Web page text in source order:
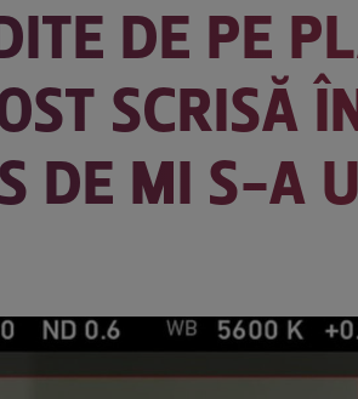
DE PE
SCRISĂ
DE MI S-A